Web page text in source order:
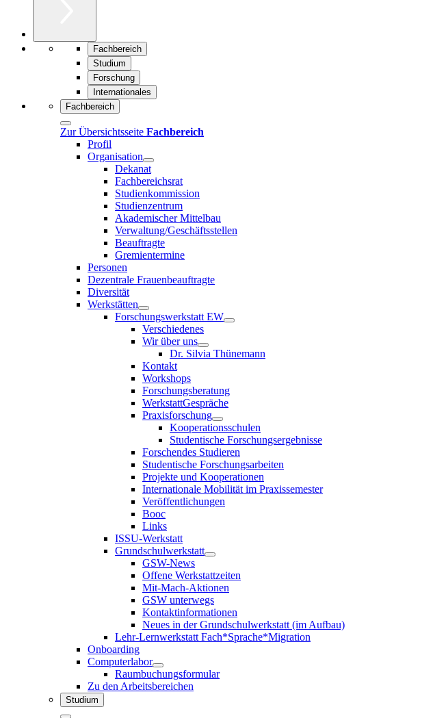
Fachbereich
Studium
Forschung
Internationales
Fachbereich
Zur Übersichtsseite Fachbereich
Profil
Organisation
Dekanat
Fachbereichsrat
Studienkommission
Studienzentrum
Akademischer Mittelbau
Verwaltung/Geschäftsstellen
Beauftragte
Gremientermine
Personen
Dezentrale Frauenbeauftragte
Diversität
Werkstätten
Forschungswerkstatt EW
Verschiedenes
Wir über uns
Dr. Silvia Thünemann
Kontakt
Workshops
Forschungsberatung
WerkstattGespräche
Praxisforschung
Kooperationsschulen
Studentische Forschungsergebnisse
Forschendes Studieren
Studentische Forschungsarbeiten
Projekte und Kooperationen
Internationale Mobilität im Praxissemester
Veröffentlichungen
Booc
Links
ISSU-Werkstatt
Grundschulwerkstatt
GSW-News
Offene Werkstattzeiten
Mit-Mach-Aktionen
GSW unterwegs
Kontaktinformationen
Neues in der Grundschulwerkstatt (im Aufbau)
Lehr-Lernwerkstatt Fach*Sprache*Migration
Onboarding
Computerlabor
Raumbuchungsformular
Zu den Arbeitsbereichen
Studium